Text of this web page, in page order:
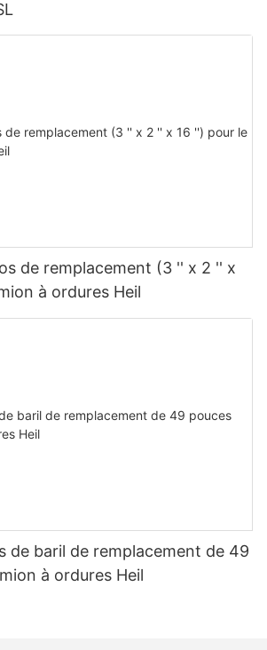
de remplacement (3 '' x 2 '' x
à ordures Heil
de baril de remplacement de 49
à ordures Heil